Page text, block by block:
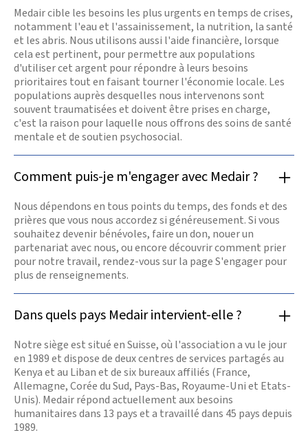
Medair cible les besoins les plus urgents en temps de crises,
notamment l'eau et l'assainissement, la nutrition, la santé
et les abris. Nous utilisons aussi l'aide financière, lorsque
cela est pertinent, pour permettre aux populations
d'utiliser cet argent pour répondre à leurs besoins
prioritaires tout en faisant tourner l'économie locale. Les
populations auprès desquelles nous intervenons sont
souvent traumatisées et doivent être prises en charge,
c'est la raison pour laquelle nous offrons des soins de santé
mentale et de soutien psychosocial.
Comment puis-je m'engager avec Medair ?
Nous dépendons en tous points du temps, des fonds et des
prières que vous nous accordez si généreusement. Si vous
souhaitez devenir bénévoles, faire un don, nouer un
partenariat avec nous, ou encore découvrir comment prier
pour notre travail, rendez-vous sur la page S'engager pour
plus de renseignements.
Dans quels pays Medair intervient-elle ?
Notre siège est situé en Suisse, où l'association a vu le jour
en 1989 et dispose de deux centres de services partagés au
Kenya et au Liban et de six bureaux affiliés (France,
Allemagne, Corée du Sud, Pays-Bas, Royaume-Uni et Etats-
Unis). Medair répond actuellement aux besoins
humanitaires dans 13 pays et a travaillé dans 45 pays depuis
1989.